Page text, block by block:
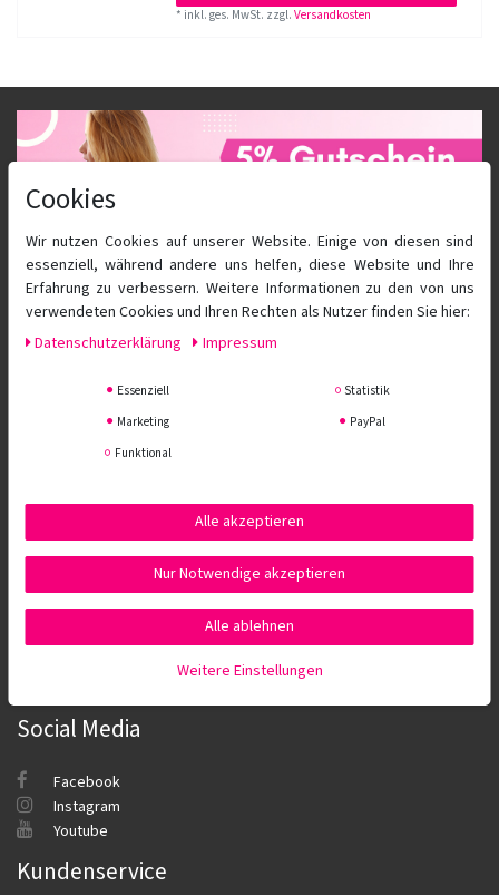
* inkl. ges. MwSt. zzgl.Versandkosten
Aigner Fössinger OG
Kontakt
Widerrufsformular
Service
Zahlungsarten
Versandkosten
Widerrufsrecht
Social Media
Facebook
Instagram
Youtube
Kundenservice
Cookies
Wir nutzen Cookies auf unserer Website. Einige von diesen sind
essenziell, während andere uns helfen, diese Website und Ihre
Erfahrung zu verbessern. Weitere Informationen zu den von uns
verwendeten Cookies und Ihren Rechten als Nutzer finden Sie hier:
Daten­schutz­erklärung
Impressum
Essenziell
Statistik
Marketing
PayPal
Funktional
Alle akzeptieren
Nur Notwendige akzeptieren
Alle ablehnen
Weitere Einstellungen